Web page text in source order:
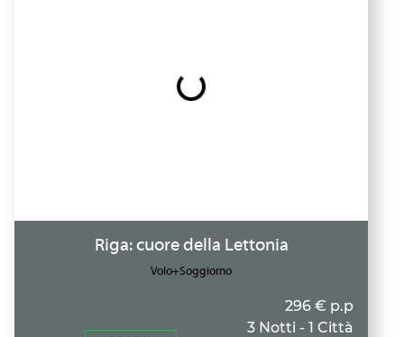
Riga: cuore della Lettonia
Volo+Soggiorno
296 € p.p
3 Notti - 1 Città